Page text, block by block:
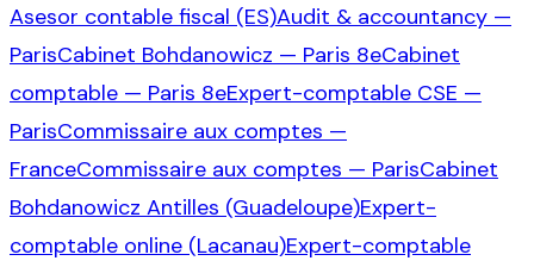
Asesor contable fiscal (ES)Audit & accountancy —
ParisCabinet Bohdanowicz — Paris 8eCabinet
comptable — Paris 8eExpert-comptable CSE —
ParisCommissaire aux comptes —
FranceCommissaire aux comptes — ParisCabinet
Bohdanowicz Antilles (Guadeloupe)Expert-
comptable online (Lacanau)Expert-comptable